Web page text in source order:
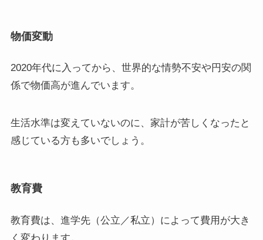
物価変動
2020年代に入ってから、世界的な情勢不安や円安の関
係で物価高が進んでいます。
生活水準は変えていないのに、家計が苦しくなったと
感じている方も多いでしょう。
教育費
教育費は、進学先（公立／私立）によって費用が大き